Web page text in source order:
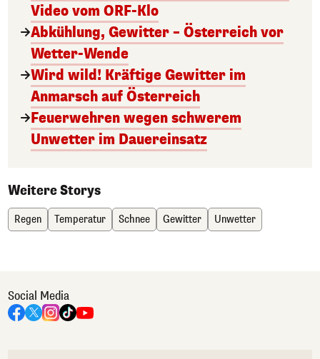
Video vom ORF-Klo
Abkühlung, Gewitter – Österreich vor
Wetter-Wende
Wird wild! Kräftige Gewitter im
Anmarsch auf Österreich
Feuerwehren wegen schwerem
Unwetter im Dauereinsatz
Weitere Storys
Regen Temperatur Schnee Gewitter Unwetter
Social Media